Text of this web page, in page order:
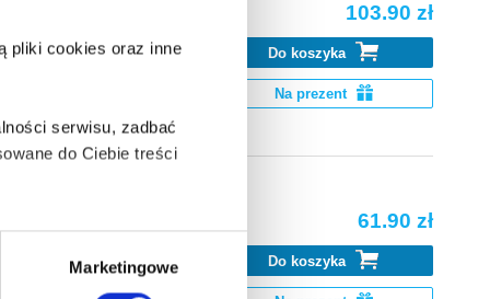
pliki cookies oraz inne
serwisu, zadbać
do Ciebie treści
także takie, które wymagają
Marketingowe
Go. Pobierz
103.90 zł
Do koszyka
Na prezent
Go. Pobierz
61.90 zł
Do koszyka